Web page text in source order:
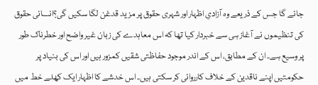
جائے گا جس کے ذریعے وہ آزادیِ اظہار اور شہری حقوق پر مزید قدغن لگا سکیں گی؟انسانی حقوق
کی تنظیموں نے آغاز ہی سے خبردار کیا تھا کہ اس معاہدے کی زبان غیر واضح اور خطرناک طور
پر وسیع ہے۔ ان کے مطابق، اس کے اندر موجود حفاظتی شقیں کمزور ہیں اور اس کی بنیاد پر
حکومتیں اپنے ناقدین کے خلاف کارروائی کر سکتی ہیں۔ اس خدشے کا اظہار ایک کھلے خط میں